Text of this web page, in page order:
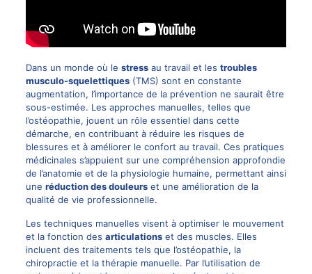
Dans un monde où le stressau travail et les troubles
musculo-squelettiques(TMS) sont en constante
augmentation, l’importance de la prévention ne saurait être
sous-estimée. Les approches manuelles, telles que
l’ostéopathie, jouent un rôle essentiel dans cette
démarche, en contribuant à réduire les risques de
blessures et à améliorer le confort au travail. Ces pratiques
médicinales s’appuient sur une compréhension approfondie
de l’anatomie et de la physiologie humaine, permettant ainsi
une réduction des douleurset une amélioration de la
qualité de vie professionnelle.
Les techniques manuelles visent à optimiser le mouvement
et la fonction des articulationset des muscles. Elles
incluent des traitements tels que l’ostéopathie, la
chiropractie et la thérapie manuelle. Par l’utilisation de